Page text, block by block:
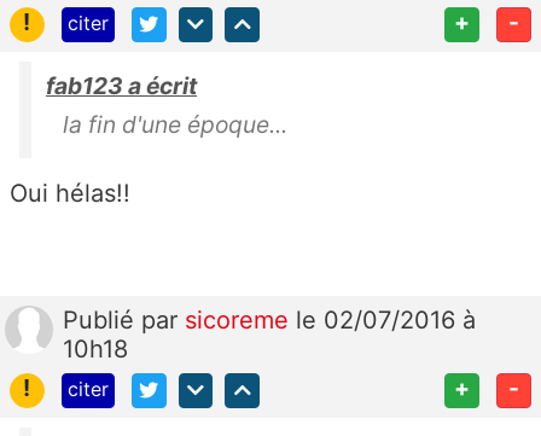
!
citer + -
fab123 a écrit
la fin d'une époque...
Oui hélas!!
Publié par sicoreme le 02/07/2016 à
10h18
!
citer + -